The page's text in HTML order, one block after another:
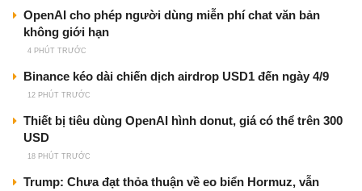
OpenAI cho phép người dùng miễn phí chat văn bản
không giới hạn
4 PHÚT TRƯỚC
Binance kéo dài chiến dịch airdrop USD1 đến ngày 4/9
12 PHÚT TRƯỚC
Thiết bị tiêu dùng OpenAI hình donut, giá có thể trên 300
USD
18 PHÚT TRƯỚC
Trump: Chưa đạt thỏa thuận về eo biển Hormuz, vẫn